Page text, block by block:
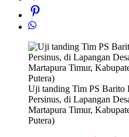
Uji tanding Tim PS Barito
Persinus, di Lapangan
Martapura Timur,
Putera)